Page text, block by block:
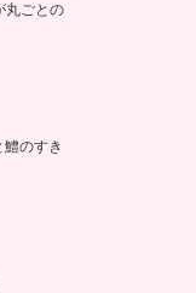
丸ごとの
のすき